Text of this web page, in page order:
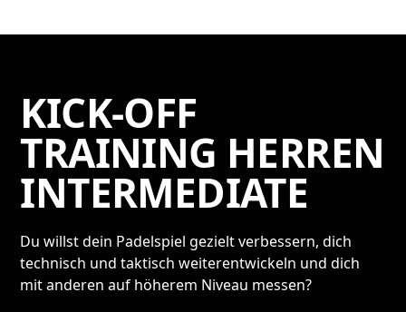
KICK-OFF
TRAINING HERREN
INTERMEDIATE
Du willst dein Padelspiel gezielt verbessern, dich
technisch und taktisch weiterentwickeln und dich
mit anderen auf höherem Niveau messen?